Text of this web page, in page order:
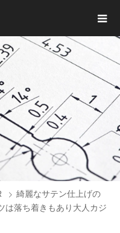
綺麗なサテン仕上げの
は落ち着きもあり大人カジ